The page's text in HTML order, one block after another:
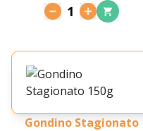
1
Gondino Stagionato